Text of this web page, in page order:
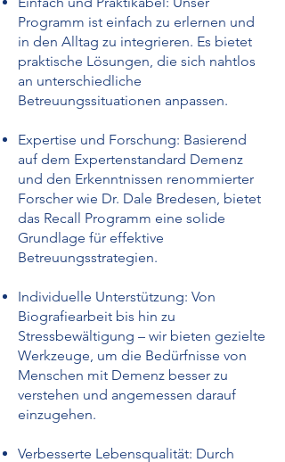
Programm ist einfach zu erlernen und
in den Alltag zu integrieren. Es bietet
praktische Lösungen, die sich nahtlos
an unterschiedliche
Betreuungssituationen anpassen.
Expertise und Forschung: Basierend
auf dem Expertenstandard Demenz
und den Erkenntnissen renommierter
Forscher wie Dr. Dale Bredesen, bietet
das Recall Programm eine solide
Grundlage für effektive
Betreuungsstrategien.
Individuelle Unterstützung: Von
Biografiearbeit bis hin zu
Stressbewältigung – wir bieten gezielte
Werkzeuge, um die Bedürfnisse von
Menschen mit Demenz besser zu
verstehen und angemessen darauf
einzugehen.
Verbesserte Lebensqualität: Durch